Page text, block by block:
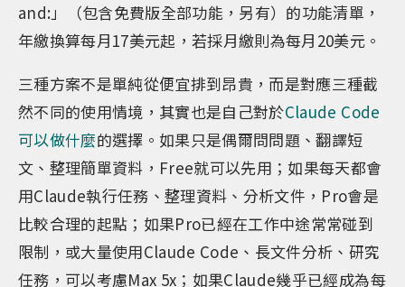
and:」（包含免費版全部功能，另有）的功能清單，
年繳換算每月17美元起，若採月繳則為每月20美元。
三種方案不是單純從便宜排到昂貴，而是對應三種截
然不同的使用情境，其實也是自己對於Claude Code
可以做什麼的選擇。如果只是偶爾問問題、翻譯短
文、整理簡單資料，Free就可以先用；如果每天都會
用Claude執行任務、整理資料、分析文件，Pro會是
比較合理的起點；如果Pro已經在工作中途常常碰到
限制，或大量使用Claude Code、長文件分析、研究
任務，可以考慮Max 5x；如果Claude幾乎已經成為每